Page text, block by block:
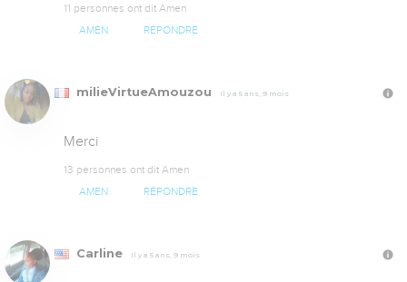
11 personnes ont dit Amen
AMEN RÉPONDRE
milieVirtueAmouzou Il y a 5 ans, 9 mois
Merci
13 personnes ont dit Amen
AMEN RÉPONDRE
Carline Il y a 5 ans, 9 mois